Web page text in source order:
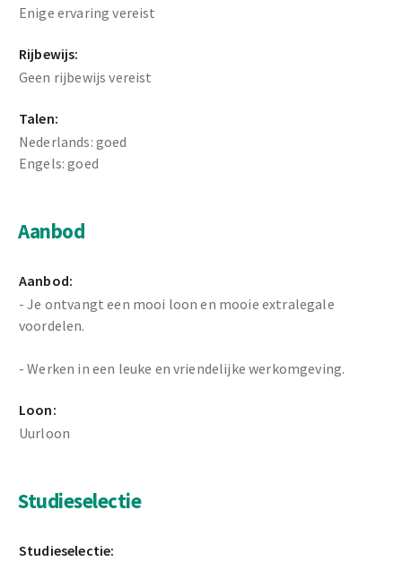
Enige ervaring vereist
Rijbewijs:
Geen rijbewijs vereist
Talen:
Nederlands: goed
Engels: goed
Aanbod
Aanbod:
- Je ontvangt een mooi loon en mooie extralegale
voordelen.
- Werken in een leuke en vriendelijke werkomgeving.
Loon:
Uurloon
Studieselectie
Studieselectie: